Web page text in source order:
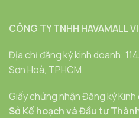
CÔNG TY TNHH HAVAMALL
Địa chỉ đăng ký kinh doanh:
Sơn Hoà, TPHCM.
Giấy chứng nhận Đăng ký
Sở Kế hoạch và Đầu tư